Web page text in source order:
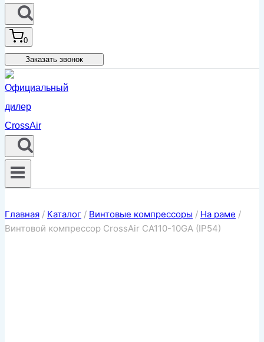
0
Заказать звонок
Главная / Каталог / Винтовые компрессоры / На раме /
Винтовой компрессор CrossAir CA110-10GA (IP54)